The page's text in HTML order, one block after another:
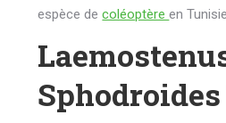
espèce decoléoptèreen